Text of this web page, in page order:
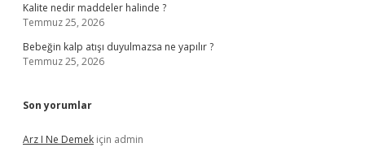
Kalite nedir maddeler halinde ?
Temmuz 25, 2026
Bebeğin kalp atışı duyulmazsa ne yapılır ?
Temmuz 25, 2026
Son yorumlar
Arz I Ne Demek için admin